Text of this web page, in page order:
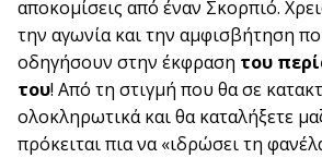
αποκομίσεις από έναν Σκορπιό.
την αγωνία και την αμφισβήτηση
οδηγήσουν στην έκφραση του
του! Από τη στιγμή που θα σε
ολοκληρωτικά και θα καταλήξετε
πρόκειται πια να «ιδρώσει τη